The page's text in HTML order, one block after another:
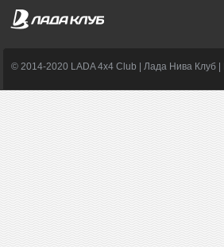
© 2014-2020 LADA 4x4 Club | Лада Нива Клуб |